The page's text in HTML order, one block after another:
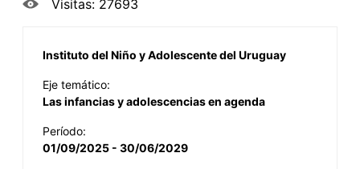
Visitas: 27693
Instituto del Niño y Adolescente del Uruguay
Eje temático:
Las infancias y adolescencias en agenda
Período:
01/09/2025 - 30/06/2029